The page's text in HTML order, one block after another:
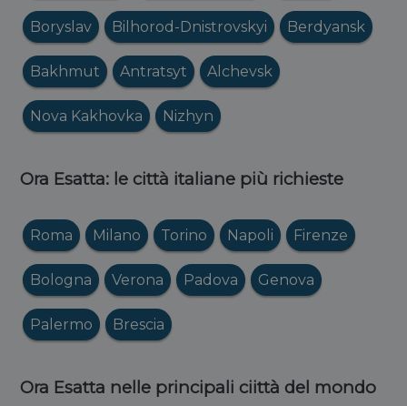
Boryslav Bilhorod-Dnistrovskyi Berdyansk
Bakhmut Antratsyt Alchevsk
Nova Kakhovka Nizhyn
Ora Esatta: le città italiane più richieste
Roma Milano Torino Napoli Firenze
Bologna Verona Padova Genova
Palermo Brescia
Ora Esatta nelle principali ciittà del mondo